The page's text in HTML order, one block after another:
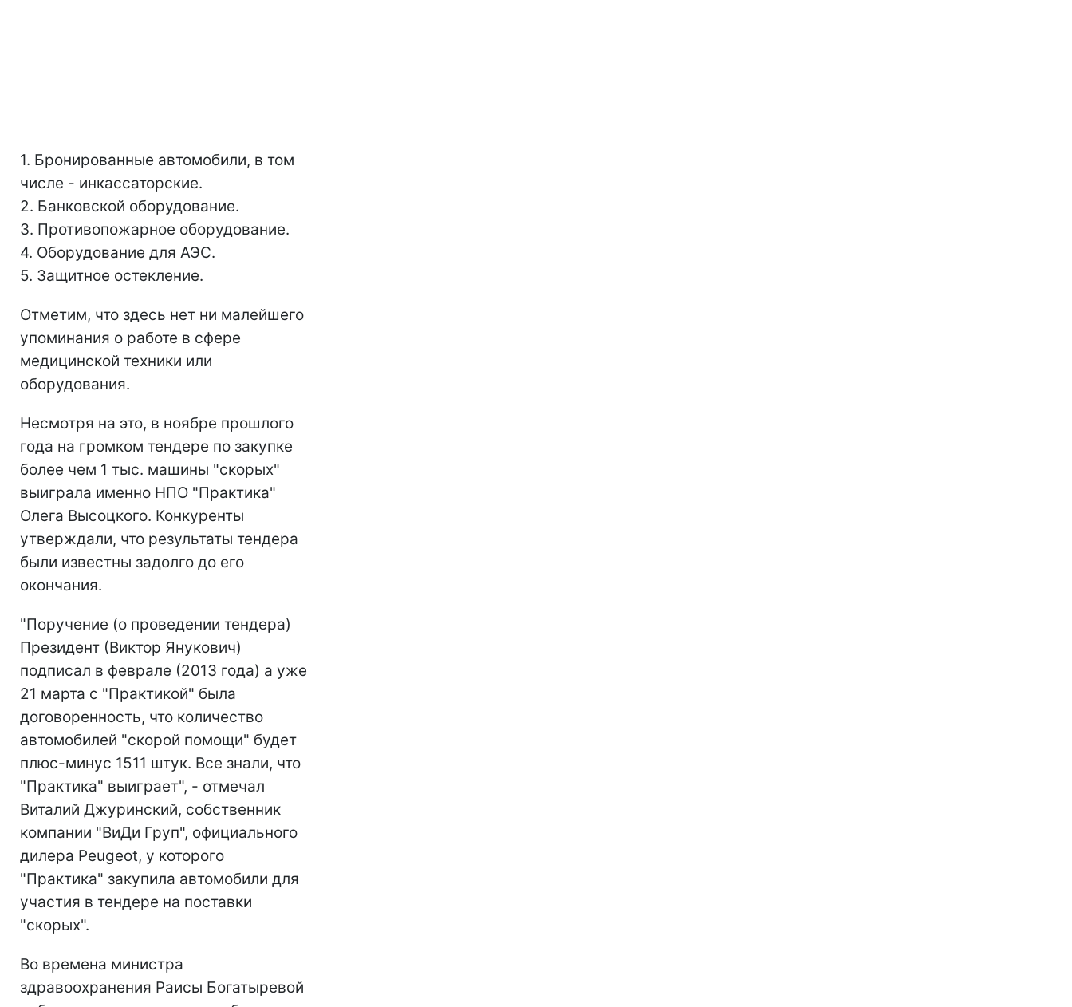
1. Бронированные автомобили, в том
числе - инкассаторские.
2. Банковской оборудование.
3. Противопожарное оборудование.
4. Оборудование для АЭС.
5. Защитное остекление.
Отметим, что здесь нет ни малейшего
упоминания о работе в сфере
медицинской техники или
оборудования.
Несмотря на это, в ноябре прошлого
года на громком тендере по закупке
более чем 1 тыс. машины "скорых"
выиграла именно НПО "Практика"
Олега Высоцкого. Конкуренты
утверждали, что результаты тендера
были известны задолго до его
окончания.
"Поручение (о проведении тендера)
Президент (Виктор Янукович)
подписал в феврале (2013 года) а уже
21 марта с "Практикой" была
договоренность, что количество
автомобилей "скорой помощи" будет
плюс-минус 1511 штук. Все знали, что
"Практика" выиграет", - отмечал
Виталий Джуринский, собственник
компании "ВиДи Груп", официального
дилера Peugeot, у которого
"Практика" закупила автомобили для
участия в тендере на поставки
"скорых".
Во времена министра
здравоохранения Раисы Богатыревой